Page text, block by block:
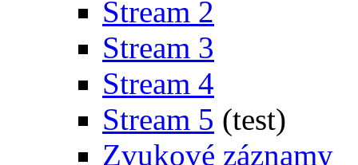
Stream 2
Stream 3
Stream 4
Stream 5 (test)
Zvukové záznamy